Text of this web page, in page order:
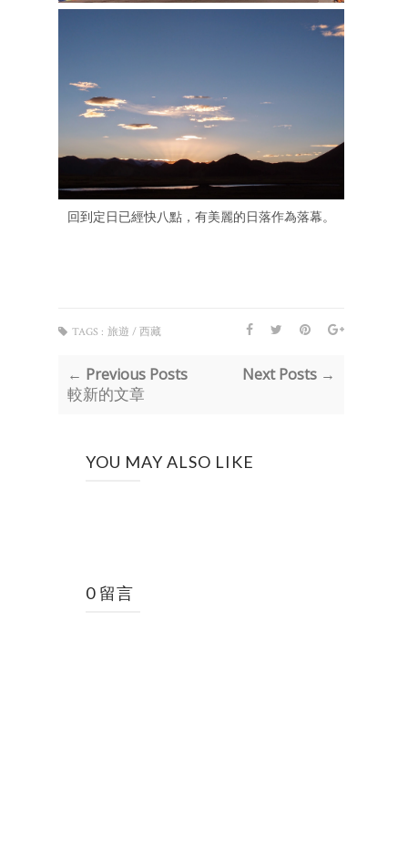
回到定日已經快八點，有美麗的日落作為落幕。
TAGS : 旅遊 / 西藏
← Previous Posts
較新的文章
Next Posts →
YOU MAY ALSO LIKE
0 留言